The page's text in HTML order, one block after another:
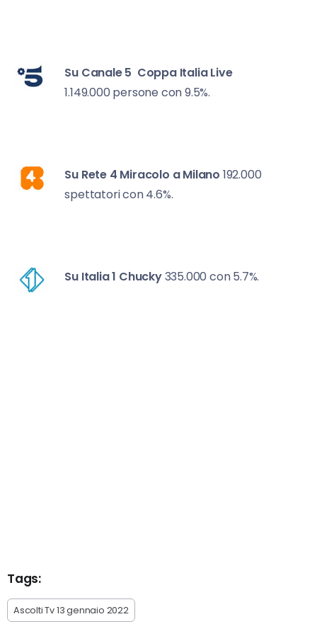
Su Canale 5 Coppa Italia Live
1.149.000 persone con 9.5%.
Su Rete 4 Miracolo a Milano 192.000
spettatori con 4.6%.
Su Italia 1 Chucky335.000 con 5.7%.
Tags:
Ascolti Tv 13 gennaio 2022